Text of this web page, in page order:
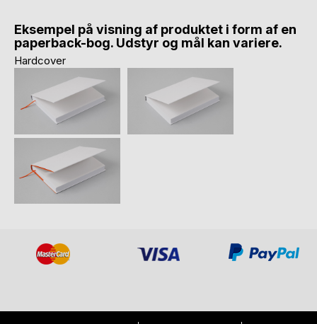
Eksempel på visning af produktet i form af en
paperback-bog. Udstyr og mål kan variere.
Hardcover